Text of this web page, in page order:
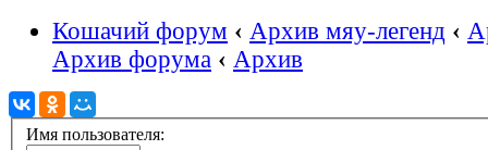
Кошачий форум ‹ Архив мяу-легенд ‹
Архив форума ‹ Архив
Имя пользователя: